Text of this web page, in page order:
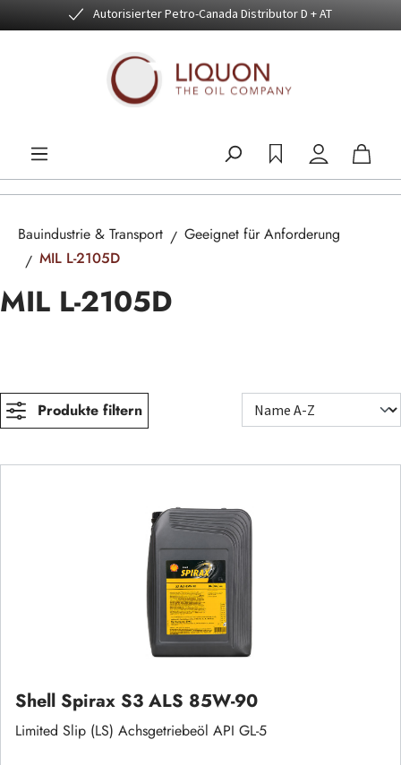
Zum Hauptinhalt springenAutorisierter Petro-Canada Distributor D + AT
Bauindustrie & Transport
Geeignet für Anforderung
MIL L-2105D
MIL L-2105D
Produkte filtern
Shell Spirax S3 ALS 85W-90
Limited Slip (LS) Achsgetriebeöl API GL-5